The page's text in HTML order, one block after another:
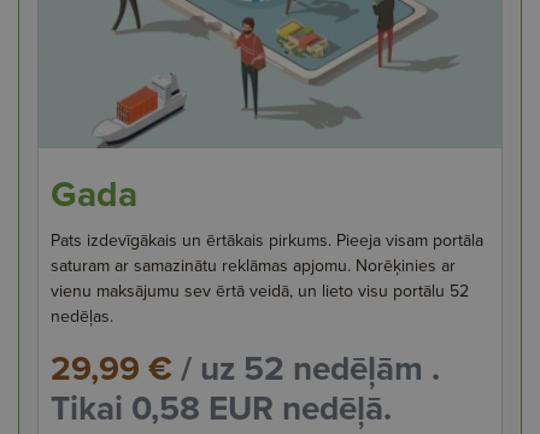
Gada
Pats izdevīgākais un ērtākais pirkums. Pieeja visam portāla
saturam ar samazinātu reklāmas apjomu. Norēķinies ar
vienu maksājumu sev ērtā veidā, un lieto visu portālu 52
nedēļas.
29,99 €/ uz 52 nedēļām .
Tikai 0,58 EUR nedēļā.